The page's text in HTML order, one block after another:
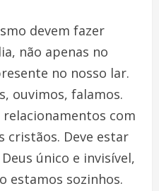
devem fazer
não apenas no
no nosso lar.
ouvimos, falamos.
relacionamentos com
cristãos. Deve estar
único e invisível,
estamos sozinhos.